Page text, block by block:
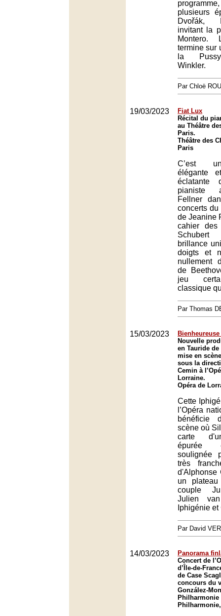
plusieurs
Dvořák,
invitant la
termine sur
la
Winkler.
Par Chloë
19/03/2023
Fiat Lux
Récital du
au Théâtre
Paris.
Théâtre des
Paris
C’est
élégante
éclatante
pianiste
Fellner
concerts
de Jeanine
cahier des
brillance
doigts et
nullement
de
jeu
classique
Par Thomas
15/03/2023
Nouvelle
en Tauride
mise en
sous la
Cemin à
Lorraine.
Opéra de
Cette
l’Opéra
bénéficie
scène où
carte
épurée
soulignée
très
d'Alphonse
un
couple
Julien
Iphigénie et
Par David
14/03/2023
Panorama
Concert de
d’Île-de-
de Case
concours du
González-
Philharmonie